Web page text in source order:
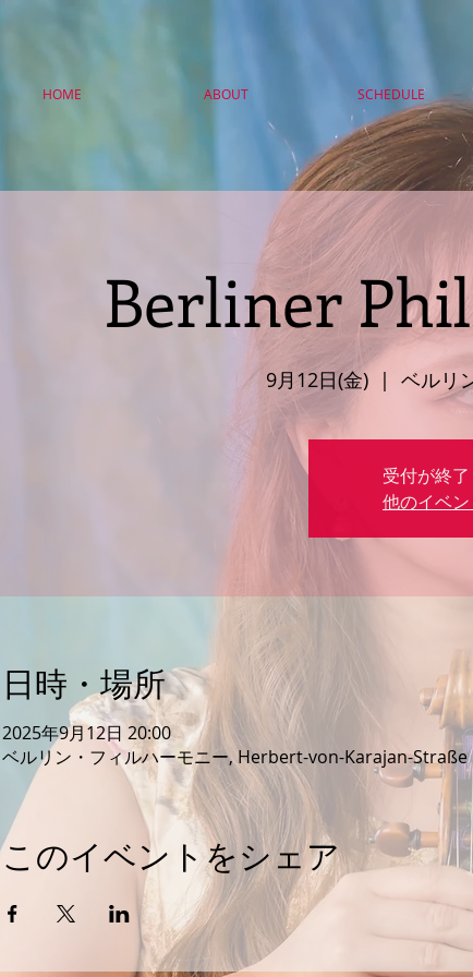
HOME ABOUT SCHEDULE
Berliner
9月12日(金)
  |
ベルリ
受付が終
他のイベ
日時・場所
2025年9月12日 20:00
ベルリン・フィルハーモニー, Herbert-von-Karajan-Straße
このイベントをシェア